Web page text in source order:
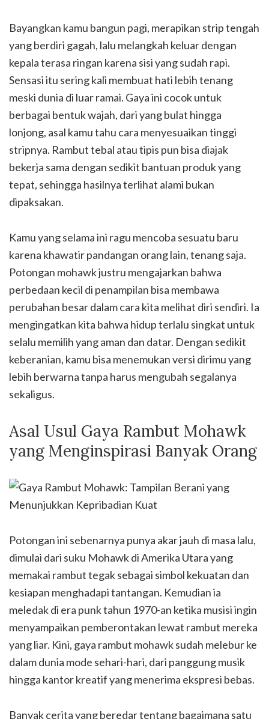
Bayangkan kamu bangun pagi, merapikan strip tengah
yang berdiri gagah, lalu melangkah keluar dengan
kepala terasa ringan karena sisi yang sudah rapi.
Sensasi itu sering kali membuat hati lebih tenang
meski dunia di luar ramai. Gaya ini cocok untuk
berbagai bentuk wajah, dari yang bulat hingga
lonjong, asal kamu tahu cara menyesuaikan tinggi
stripnya. Rambut tebal atau tipis pun bisa diajak
bekerja sama dengan sedikit bantuan produk yang
tepat, sehingga hasilnya terlihat alami bukan
dipaksakan.
Kamu yang selama ini ragu mencoba sesuatu baru
karena khawatir pandangan orang lain, tenang saja.
Potongan mohawk justru mengajarkan bahwa
perbedaan kecil di penampilan bisa membawa
perubahan besar dalam cara kita melihat diri sendiri. Ia
mengingatkan kita bahwa hidup terlalu singkat untuk
selalu memilih yang aman dan datar. Dengan sedikit
keberanian, kamu bisa menemukan versi dirimu yang
lebih berwarna tanpa harus mengubah segalanya
sekaligus.
Asal Usul Gaya Rambut Mohawk
yang Menginspirasi Banyak Orang
Potongan ini sebenarnya punya akar jauh di masa lalu,
dimulai dari suku Mohawk di Amerika Utara yang
memakai rambut tegak sebagai simbol kekuatan dan
kesiapan menghadapi tantangan. Kemudian ia
meledak di era punk tahun 1970-an ketika musisi ingin
menyampaikan pemberontakan lewat rambut mereka
yang liar. Kini, gaya rambut mohawk sudah melebur ke
dalam dunia mode sehari-hari, dari panggung musik
hingga kantor kreatif yang menerima ekspresi bebas.
Banyak cerita yang beredar tentang bagaimana satu